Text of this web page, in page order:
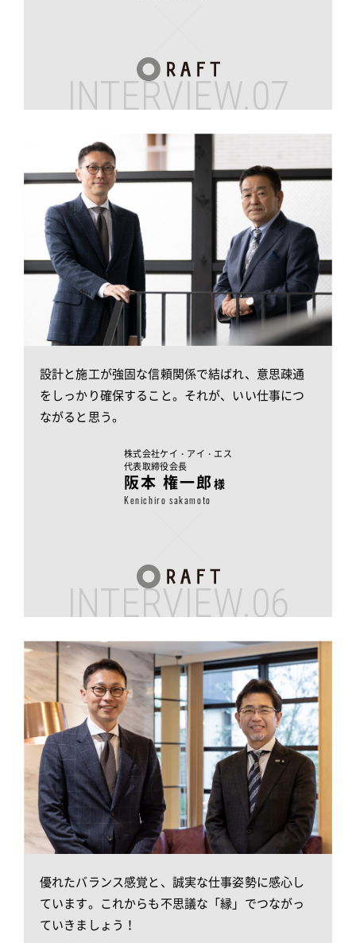
INTERVIEW.07
設計と施工が強固な信頼関係で結ばれ、意思疎通
をしっかり確保すること。それが、いい仕事につ
ながると思う。
株式会社ケイ・アイ・エス
代表取締役会長
阪本 権一郎様
Kenichiro sakamoto
INTERVIEW.06
優れたバランス感覚と、誠実な仕事姿勢に感心し
ています。 これからも不思議な「縁」でつながっ
ていきましょう！